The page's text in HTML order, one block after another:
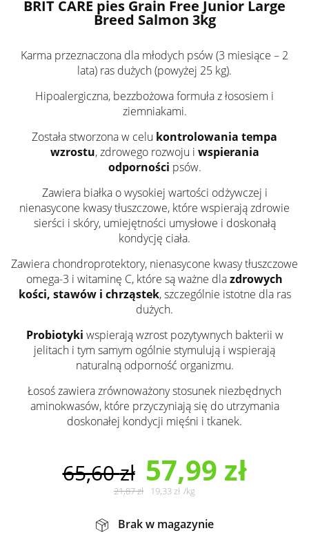
BRIT CARE pies Grain Free Junior Large
Breed Salmon 3kg
Karma przeznaczona dla młodych psów (3 miesiące – 2
lata) ras dużych (powyżej 25 kg).
Hipoalergiczna, bezzbożowa formuła z łososiem i
ziemniakami.
Została stworzona w celu kontrolowania tempa
wzrostu, zdrowego rozwoju i wspierania
odporności psów.
Zawiera białka o wysokiej wartości odżywczej i
nienasycone kwasy tłuszczowe, które wspierają zdrowie
sierści i skóry, umiejętności umysłowe i doskonałą
kondycję ciała.
Zawiera chondroprotektory, nienasycone kwasy tłuszczowe
omega-3 i witaminę C, które są ważne dlazdrowych
kości, stawów i chrząstek, szczególnie istotne dla ras
dużych.
Probiotyki wspierają wzrost pozytywnych bakterii w
jelitach i tym samym ogólnie stymulują i wspierają
naturalną odporność organizmu.
Łosoś zawiera zrównoważony stosunek niezbędnych
aminokwasów, które przyczyniają się do utrzymania
doskonałej kondycji mięśni i tkanek.
65,60zł 57,99 zł
21,87zł 19,33zł /kg
Brak w magazynie